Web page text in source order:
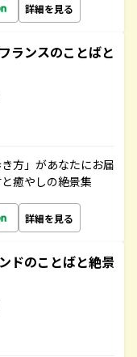
詳細を見る
ランスのことばと
方」があなたにお届
癒やしの絶景集
詳細を見る
ドのことばと絶景